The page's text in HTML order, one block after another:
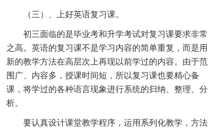
（三）、上好英语复习课。
初三面临的是毕业考和升学考试对复习课要求非常
之高。英语的复习课不是学习内容的简单重复，而是用
新的教学方法在高层次上再现以前学过的内容。由于范
围广、内容多，授课时间短，所以复习课也要精心备
课，将学过的各种语言现象进行系统的归纳、整理、分
析。
要认真设计课堂教学程序，运用系列化教学，方法